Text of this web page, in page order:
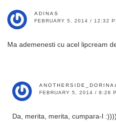
ADINAS
FEBRUARY 5, 2014 / 12:32
Ma ademenesti cu acel lipcream
FEBRUARY 5, 2014 / 8:28
Da, merita, merita, cumpara-l :))))